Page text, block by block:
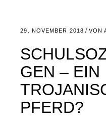
29. NOVEMBER 2018 VON
GEN – EIN
PFERD?